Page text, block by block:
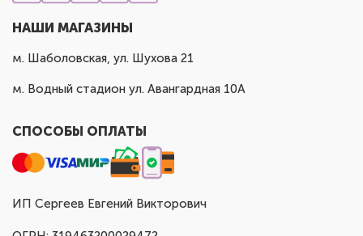
НАШИ МАГАЗИНЫ
м. Шаболовская, ул. Шухова 21
м. Водный стадион ул. Авангардная 10А
СПОСОБЫ ОПЛАТЫ
ИП Сергеев Евгений Викторович